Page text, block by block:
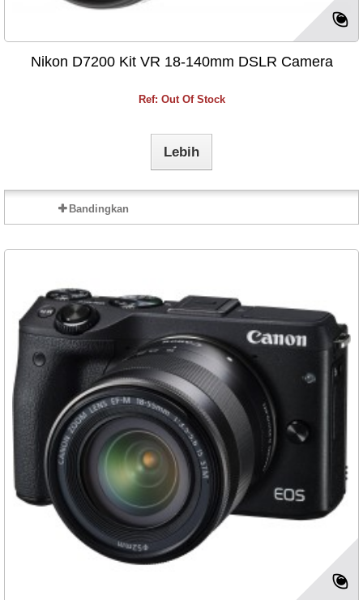
Nikon D7200 Kit VR 18-140mm DSLR Camera
Ref: Out Of Stock
Lebih
Bandingkan